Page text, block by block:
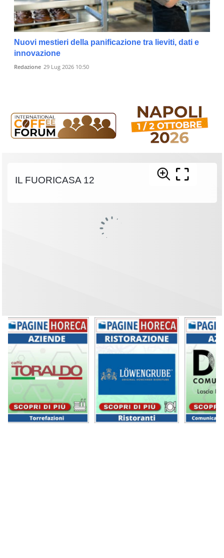
Nuovi mestieri della panificazione tra lieviti, dati e
innovazione
Redazione 29 Lug 2026 10:50